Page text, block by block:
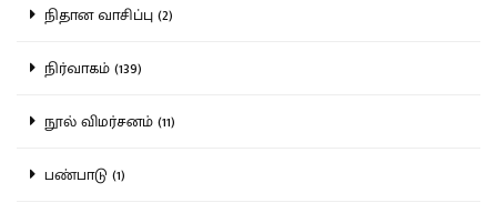
நிதான வாசிப்பு (2)
நிர்வாகம் (139)
நூல் விமர்சனம் (11)
பண்பாடு (1)